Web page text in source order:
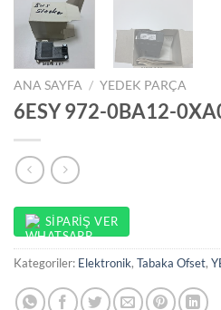
ANA SAYFA / YEDEK PARÇA
6ESY 972-0BA12-
SIPARIŞ VER
Kategoriler: Elektronik, Tabaka Ofset,